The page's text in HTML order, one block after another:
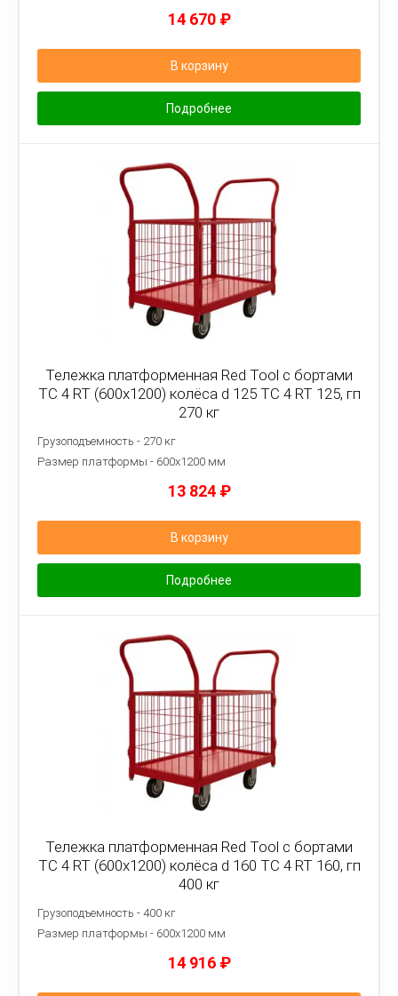
14 670 ₽
В корзину
Подробнее
Тележка платформенная Red Tool с бортами
ТС 4 RT (600x1200) колёса d 125 ТС 4 RT 125, гп
270 кг
Грузоподъемность - 270 кг
Размер платформы - 600х1200 мм
13 824 ₽
В корзину
Подробнее
Тележка платформенная Red Tool с бортами
ТС 4 RT (600x1200) колёса d 160 ТС 4 RT 160, гп
400 кг
Грузоподъемность - 400 кг
Размер платформы - 600х1200 мм
14 916 ₽